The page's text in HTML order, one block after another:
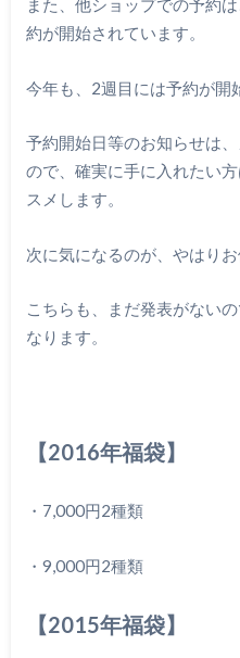
また、他ショップでの予約
約が開始されています。
今年も、2週目には予約が開
予約開始日等のお知らせは
ので、確実に手に入れたい
スメします。
次に気になるのが、やはりお
こちらも、まだ発表がない
なります。
【2016年福袋】
・7,000円2種類
・9,000円2種類
【2015年福袋】